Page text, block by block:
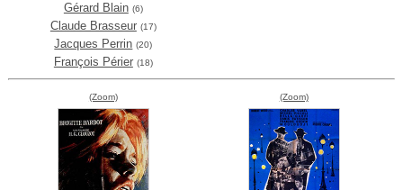
Gérard Blain (6)
Claude Brasseur (17)
Jacques Perrin (20)
François Périer (18)
(Zoom) (Zoom)